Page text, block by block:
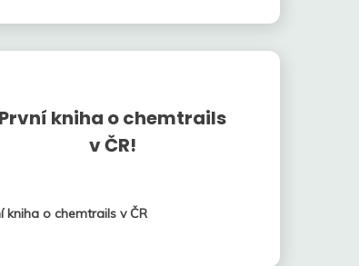
První kniha o chemtrails
v ČR!
kniha o chemtrails v ČR